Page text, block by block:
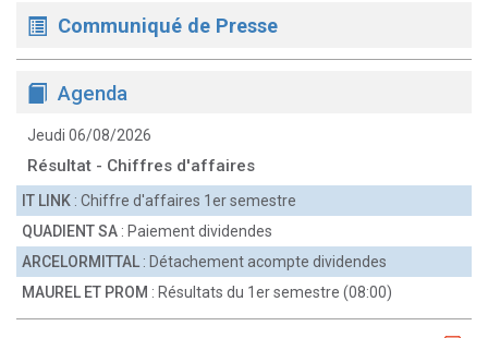
Communiqué de Presse
Agenda
Jeudi 06/08/2026
Résultat - Chiffres d'affaires
IT LINK : Chiffre d'affaires 1er semestre
QUADIENT SA : Paiement dividendes
ARCELORMITTAL : Détachement acompte dividendes
MAUREL ET PROM : Résultats du 1er semestre (08:00)